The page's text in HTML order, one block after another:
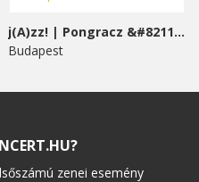
j(A)zz! | Pongracz &#8211;...
Budapest
zenei esemény